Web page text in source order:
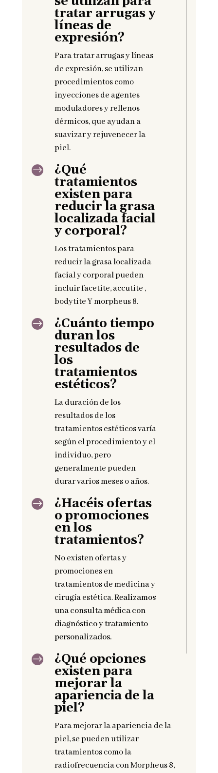
tratar arrugas y
líneas de
expresión?
Para tratar arrugas y líneas
de expresión, se utilizan
procedimientos como
inyecciones de agentes
moduladores y rellenos
dérmicos, que ayudan a
suavizar y rejuvenecer la
piel.
$ ¿Qué
tratamientos
existen para
reducir la grasa
localizada facial
y corporal?
Los tratamientos para
reducir la grasa localizada
facial y corporal pueden
incluir facetite, accutite ,
bodytite Y morpheus 8.
$ ¿Cuánto tiempo
duran los
resultados de
los
tratamientos
estéticos?
La duración de los
resultados de los
tratamientos estéticos varía
según el procedimiento y el
individuo, pero
generalmente pueden
durar varios meses o años.
$ ¿Hacéis ofertas
o promociones
en los
tratamientos?
No existen ofertas y
promociones en
tratamientos de medicina y
cirugía estética.Realizamos
una consulta médica con
diagnóstico y tratamiento
personalizados.
$ ¿Qué opciones
existen para
mejorar la
apariencia de la
piel?
Para mejorar la apariencia de la
piel, se pueden utilizar
tratamientos como la
radiofrecuencia con Morpheus 8,